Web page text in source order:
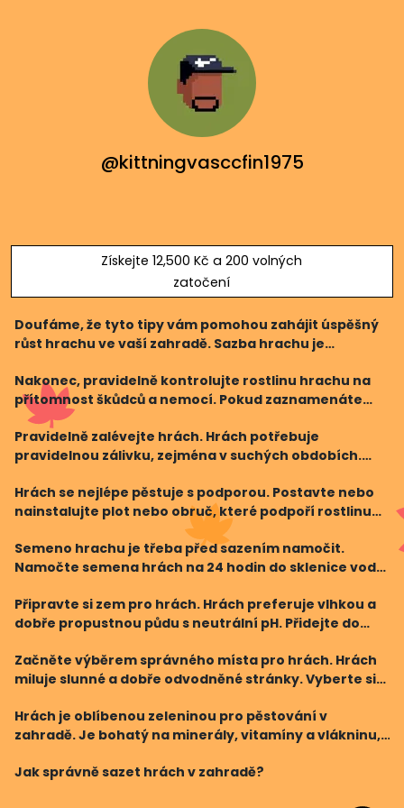
@kittningvasccfin1975
Získejte 12,500 Kč a 200 volných
zatočení
Doufáme, že tyto tipy vám pomohou zahájit úspěšný
růst hrachu ve vaší zahradě. Sazba hrachu je
zahradník, měli byste si vychutnat plody své práce v
podobě
Nakonec, pravidelně kontrolujte rostlinu hrachu na
přítomnost škůdců a nemocí. Pokud zaznamenáte
jakékoli příznaky poškození nebo infekce, přijměte
nezbytná opatření jako například použití organických
Pravidelně zalévejte hrách. Hrách potřebuje
pravidelnou zálivku, zejména v suchých obdobích.
přemokření. Pamatujte, že půda by měla být stále
vlhká, ale ne pře
Hrách se nejlépe pěstuje s podporou. Postavte nebo
nainstalujte plot nebo obruč, které podpoří rostlinu
hrachu. Tímto způsobem zajišťujete, že se rostlina
nepoddá váze svých plodů a lépe se rozprostře
Semeno hrachu je třeba před sazením namočit.
Namočte semena hrách na 24 hodin do sklenice vody
pravděpodobnost klíčení semen a jejich rychlejšího
růstu.
Připravte si zem pro hrách. Hrách preferuje vlhkou a
dobře propustnou půdu s neutrální pH. Přidejte do
texturu a zadrželi vlhkost. Vyhněte se těžkým
Začněte výběrem správného místa pro hrách. Hrách
miluje slunné a dobře odvodněné stránky. Vyberte si
slunečního světla denně a zajistěte dobrý odvod
vody, aby
Hrách je oblíbenou zeleninou pro pěstování v
zahradě. Je bohatý na minerály, vitamíny a vlákninu,
hrách v zahradě? Následující tipy vám pomohou
Jak správně sazet hrách v zahradě?